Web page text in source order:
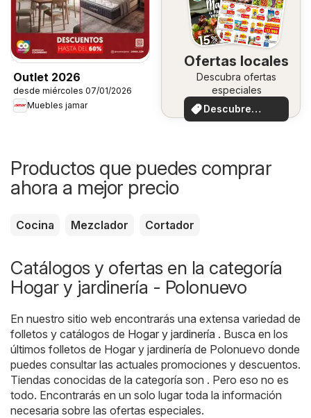
Outlet 2026
desde miércoles 07/01/2026
Muebles jamar
Ofertas locales
Descubra ofertas
especiales
Descubre
ofertas
Productos que puedes comprar
ahora a mejor precio
Cocina Mezclador Cortador
Catálogos y ofertas en la categoría
Hogar y jardinería - Polonuevo
En nuestro sitio web encontrarás una extensa variedad de
folletos y catálogos de Hogar y jardinería . Busca en los
últimos folletos de Hogar y jardinería de Polonuevo donde
puedes consultar las actuales promociones y descuentos.
Tiendas conocidas de la categoría son . Pero eso no es
todo. Encontrarás en un solo lugar toda la información
necesaria sobre las ofertas especiales.